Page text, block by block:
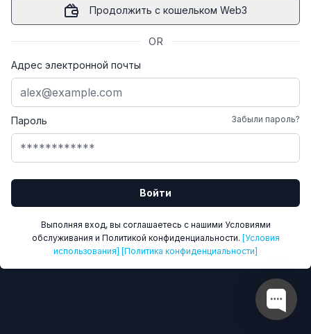
Продолжить с кошельком Web3
OR
Адрес электронной почты
Пароль Забыли пароль?
Войти
Выполняя вход, вы соглашаетесь с нашими Условиями
обслуживания и Политикой конфиденциальности. [Условия
использования] [Политика конфиденциальности]